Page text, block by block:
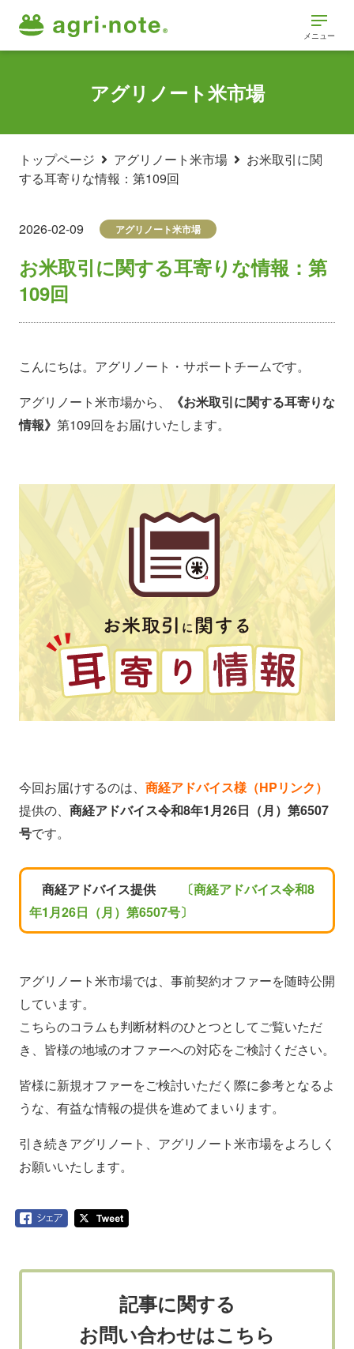
メニュー
アグリノート米市場
トップページ アグリノート米市場
お米取引に関
する耳寄りな情報：第109回
お米取引に関する耳寄りな情報：第
109回
2026-02-09 アグリノート米市場
こんにちは。アグリノート・サポートチームです。
アグリノート米市場から、
《お米取引に関する耳寄りな
情報》 第109回をお届けいたします。
今回お届けするのは、 商経アドバイス様（HPリンク）
提供の、 商経アドバイス令和8年1月26日（月）第6507
号です。
商経アドバイス提供
〔商経アドバイス令和8
年1月26日（月）第6507号〕
アグリノート米市場では、事前契約オファーを随時公開
しています。
こちらのコラムも判断材料のひとつとしてご覧いただ
き、皆様の地域のオファーへの対応をご検討ください。
皆様に新規オファーをご検討いただく際に参考となるよ
うな、有益な情報の提供を進めてまいります。
引き続きアグリノート、アグリノート米市場をよろしく
お願いいたします。
記事に関する
お問い合わせはこちら